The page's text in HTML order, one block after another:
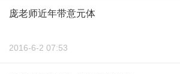
庞老师近年带意元体
2016-6-2 07:53